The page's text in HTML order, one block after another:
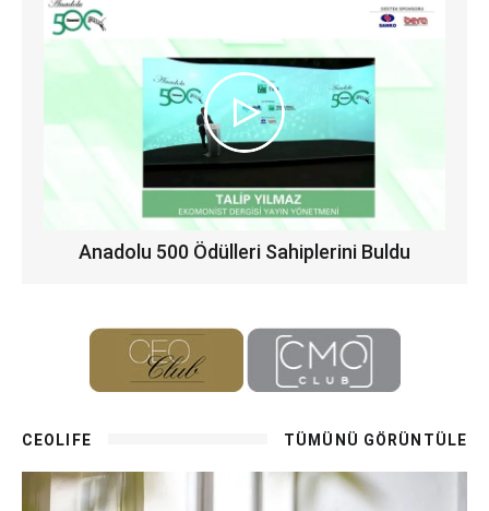
Anadolu 500 Ödülleri Sahiplerini Buldu
CEOLIFE TÜMÜNÜ GÖRÜNTÜLE